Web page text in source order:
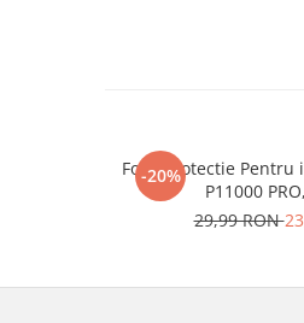
Acestag
mii de
-20%
Folie Protectie Pentru
P11000
29,99 RON